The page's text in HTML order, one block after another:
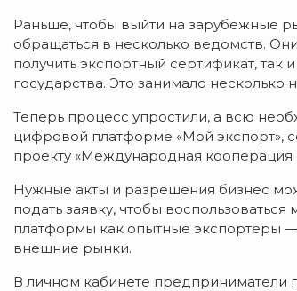
Раньше, чтобы выйти на зарубежные
обращаться в несколько ведомств.
получить экспортный сертификат,
государства. Это занимало
Теперь процесс упростили, а всю
цифровой платформе «Мой экспорт»,
проекту «Международная кооперация
Нужные акты и разрешения бизнес
подать заявку, чтобы
платформы как опытные экспортеры
внешние рынки.
В личном кабинете предприниматели